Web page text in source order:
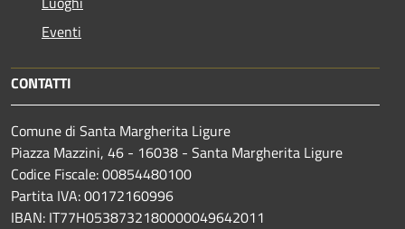
Eventi
CONTATTI
Comune di Santa Margherita Ligure
Piazza Mazzini, 46 - 16038 - Santa Margherita Ligure
Codice Fiscale: 00854480100
Partita IVA: 00172160996
IBAN: IT77H0538732180000049642011